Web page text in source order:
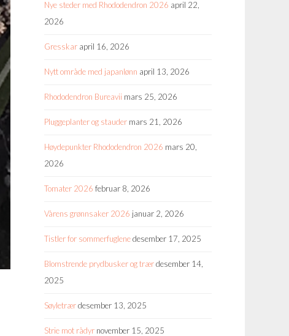
Nye steder med Rhododendron 2026 april 22,
2026
Gresskar april 16, 2026
Nytt område med japanlønn april 13, 2026
Rhododendron Bureavii mars 25, 2026
Pluggeplanter og stauder mars 21, 2026
Høydepunkter Rhododendron 2026 mars 20,
2026
Tomater 2026 februar 8, 2026
Vårens grønnsaker 2026 januar 2, 2026
Tistler for sommerfuglenedesember 17, 2025
Blomstrende prydbusker og trærdesember 14,
2025
Søyletrærdesember 13, 2025
Strie mot rådyr november 15, 2025